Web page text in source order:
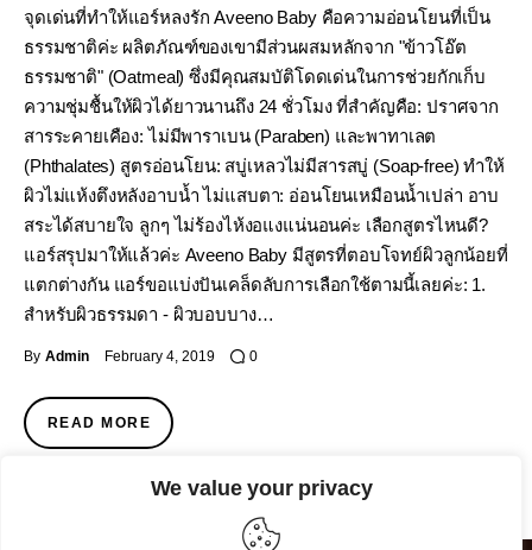
We value your privacy
จุดเด่นที่ทำให้แอร์หลงรัก Aveeno Baby คือความอ่อนโยนที่เป็น
ธรรมชาติค่ะ ผลิตภัณฑ์ของเขามีส่วนผสมหลักจาก "ข้าวโอ๊ต
ธรรมชาติ" (Oatmeal) ซึ่งมีคุณสมบัติโดดเด่นในการช่วยกักเก็บ
ความชุ่มชื้นให้ผิวได้ยาวนานถึง 24 ชั่วโมง ที่สำคัญคือ: ปราศจาก
สารระคายเคือง: ไม่มีพาราเบน (Paraben) และพาทาเลต
(Phthalates) สูตรอ่อนโยน: สบู่เหลวไม่มีสารสบู่ (Soap-free) ทำให้
ผิวไม่แห้งตึงหลังอาบน้ำ ไม่แสบตา: อ่อนโยนเหมือนน้ำเปล่า อาบ
สระได้สบายใจ ลูกๆ ไม่ร้องไห้งอแงแน่นอนค่ะ เลือกสูตรไหนดี?
แอร์สรุปมาให้แล้วค่ะ Aveeno Baby มีสูตรที่ตอบโจทย์ผิวลูกน้อยที่
แตกต่างกัน แอร์ขอแบ่งปันเคล็ดลับการเลือกใช้ตามนี้เลยค่ะ: 1.
สำหรับผิวธรรมดา - ผิวบอบบาง…
By Admin February 4, 2019 0
READ MORE